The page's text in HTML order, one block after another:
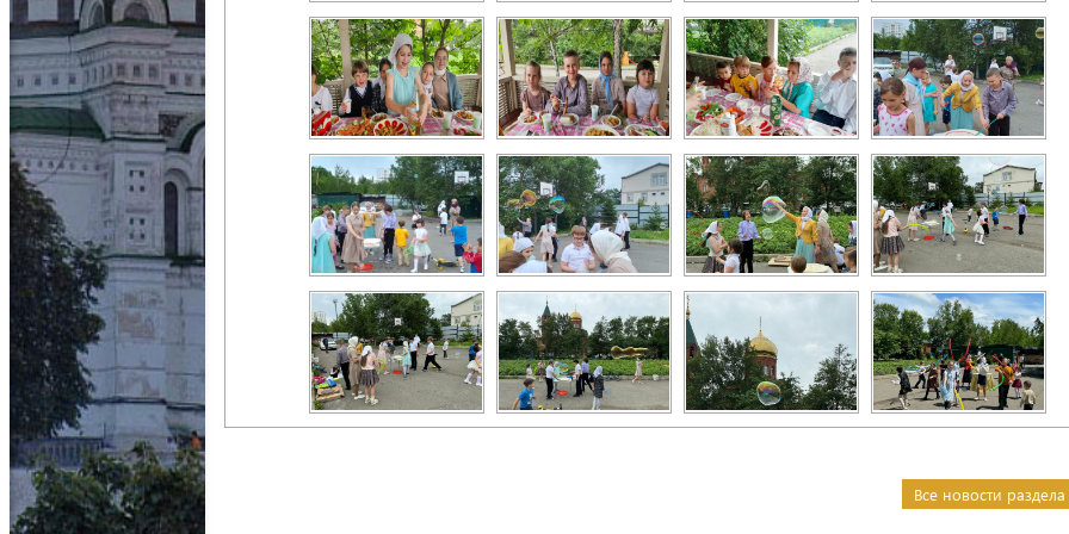
Все новости